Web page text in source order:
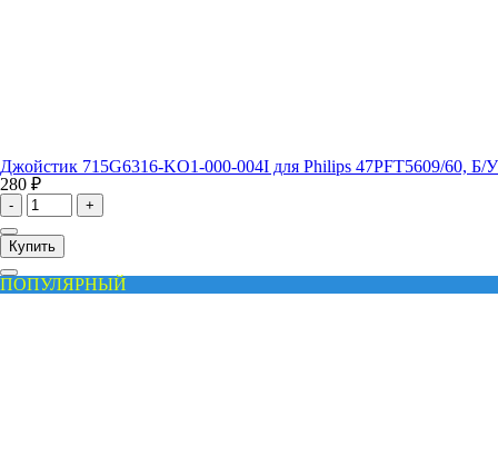
Джойстик 715G6316-KO1-000-004I для Philips 47PFT5609/60, Б/У
280 ₽
- +
Купить
ПОПУЛЯРНЫЙ